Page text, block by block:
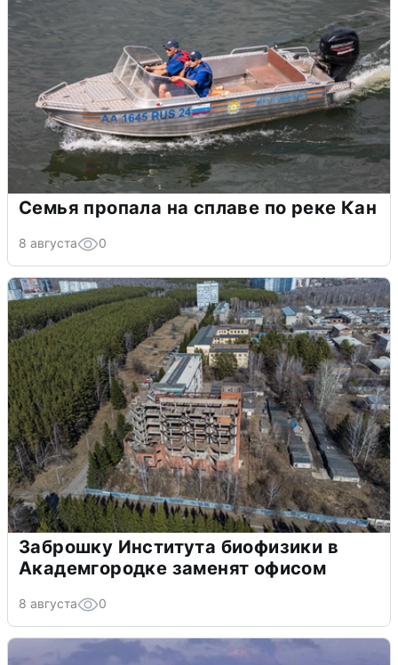
Семья пропала на сплаве по реке Кан
8 августа 0
Заброшку Института биофизики в
Академгородке заменят офисом
8 августа 0